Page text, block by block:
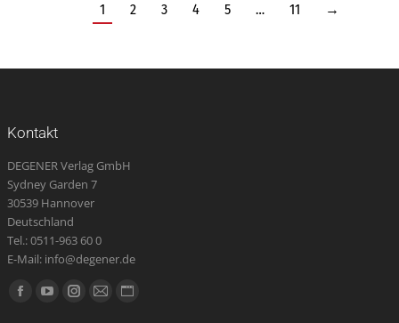
1 2 3 4 5 … 11 →
Kontakt
DEGENER Verlag GmbH
Sydney Garden 7
30539 Hannover
Deutschland
Tel.: 0511-963 60 0
E-Mail: info@degener.de
Finden Sie uns auf:
FacebookYouTubeInstagram
E-
Website